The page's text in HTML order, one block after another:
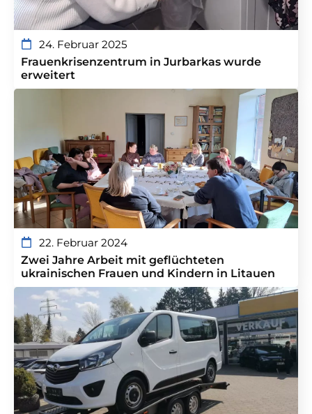
24. Februar 2025
Frauenkrisenzentrum in Jurbarkas wurde
erweitert
22. Februar 2024
Zwei Jahre Arbeit mit geflüchteten
ukrainischen Frauen und Kindern in Litauen